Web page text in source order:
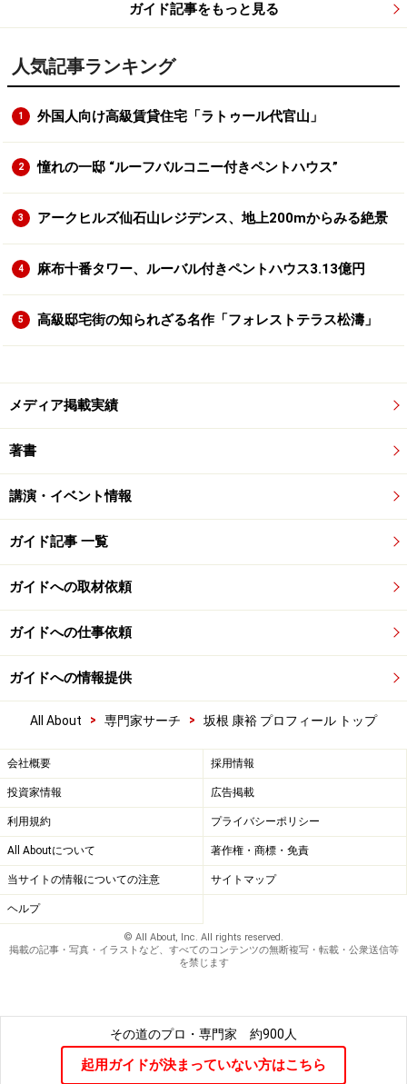
ガイド記事をもっと見る
人気記事ランキング
1 外国人向け高級賃貸住宅「ラトゥール代官山」
2 憧れの一邸 “ルーフバルコニー付きペントハウス”
3 アークヒルズ仙石山レジデンス、地上200mからみる絶景
4 麻布十番タワー、ルーバル付きペントハウス3.13億円
5 高級邸宅街の知られざる名作「フォレストテラス松濤」
メディア掲載実績
著書
講演・イベント情報
ガイド記事 一覧
ガイドへの取材依頼
ガイドへの仕事依頼
ガイドへの情報提供
All About > 専門家サーチ > 坂根 康裕 プロフィール トップ
会社概要 採用情報
投資家情報 広告掲載
利用規約 プライバシーポリシー
All Aboutについて 著作権・商標・免責
当サイトの情報についての注意 サイトマップ
ヘルプ
© All About, Inc. All rights reserved.
掲載の記事・写真・イラストなど、すべてのコンテンツの無断複写・転載・公衆送信等
を禁じます
その道のプロ・専門家 約900人
起用ガイドが決まっていない方はこちら